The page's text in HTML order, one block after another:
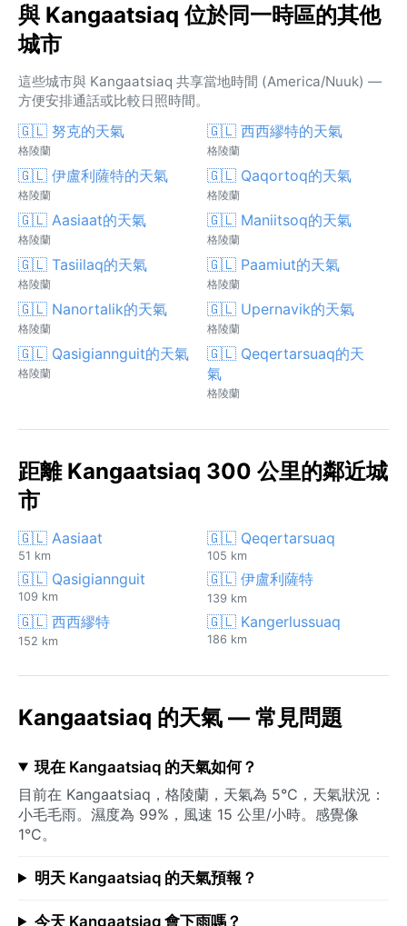
與 Kangaatsiaq 位於同一時區的其他
城市
這些城市與 Kangaatsiaq 共享當地時間 (America/Nuuk) —
方便安排通話或比較日照時間。
🇬🇱 努克的天氣
格陵蘭
🇬🇱 西西繆特的天氣
格陵蘭
🇬🇱 伊盧利薩特的天氣
格陵蘭
🇬🇱 Qaqortoq的天氣
格陵蘭
🇬🇱 Aasiaat的天氣
格陵蘭
🇬🇱 Maniitsoq的天氣
格陵蘭
🇬🇱 Tasiilaq的天氣
格陵蘭
🇬🇱 Paamiut的天氣
格陵蘭
🇬🇱 Nanortalik的天氣
格陵蘭
🇬🇱 Upernavik的天氣
格陵蘭
🇬🇱 Qasigiannguit的天氣
格陵蘭
🇬🇱 Qeqertarsuaq的天
氣
格陵蘭
距離 Kangaatsiaq 300 公里的鄰近城
市
🇬🇱 Aasiaat
51 km
🇬🇱 Qeqertarsuaq
105 km
🇬🇱 Qasigiannguit
109 km
🇬🇱 伊盧利薩特
139 km
🇬🇱 西西繆特
152 km
🇬🇱 Kangerlussuaq
186 km
Kangaatsiaq 的天氣 — 常見問題
現在 Kangaatsiaq 的天氣如何？
目前在 Kangaatsiaq，格陵蘭，天氣為 5°C，天氣狀況：
小毛毛雨。濕度為 99%，風速 15 公里/小時。感覺像
1°C。
明天 Kangaatsiaq 的天氣預報？
今天 Kangaatsiaq 會下雨嗎？